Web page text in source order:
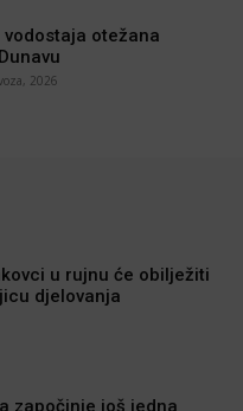
otežana
2026
u rujnu će obilježiti
djelovanja
započinje još jedna